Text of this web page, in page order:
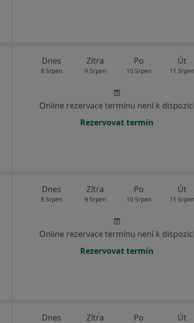
Dnes
8 Srpen
Zítra
9 Srpen
Po
10 Srpen
Út
11 Srpen
Online rezervace termínu není k dispozici
Rezervovat termín
Dnes
8 Srpen
Zítra
9 Srpen
Po
10 Srpen
Út
11 Srpen
Online rezervace termínu není k dispozici
Rezervovat termín
Dnes Zítra Po Út